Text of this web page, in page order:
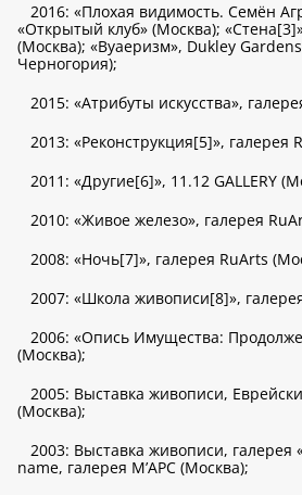
2016: «Плохая видимость. Семён
«Открытый клуб» (Москва);
(Москва); «Вуаеризм», Dukley
Черногория);
2015: «Атрибуты искусства»,
2013: «Реконструкция[5]», галерея
2011: «Другие[6]», 11.12 GALLERY
2010: «Живое железо», галерея
2008: «Ночь[7]», галерея RuArts
2007: «Школа живописи[8]»,
2006: «Опись Имущества:
(Москва);
2005: Выставка живописи,
(Москва);
2003: Выставка живописи,
name, галерея М’АРС (Москва);